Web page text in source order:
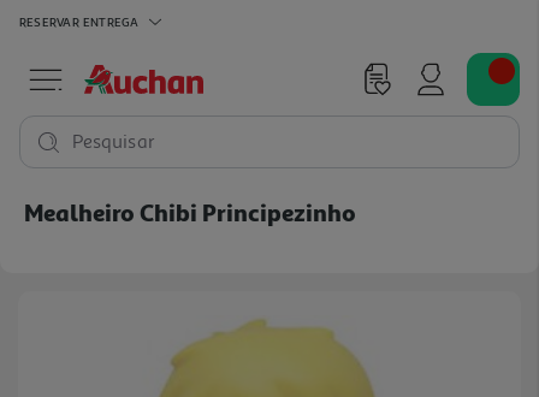
RESERVAR ENTREGA
Pesquisar
Mealheiro Chibi Principezinho